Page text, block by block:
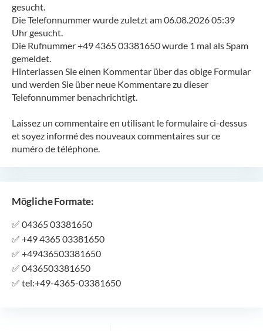
gesucht.
Die Telefonnummer wurde zuletzt am 06.08.2026 05:39
Uhr gesucht.
Die Rufnummer +49 4365 03381650 wurde 1 mal als Spam
gemeldet.
Hinterlassen Sie einen Kommentar über das obige Formular
und werden Sie über neue Kommentare zu dieser
Telefonnummer benachrichtigt.
Laissez un commentaire en utilisant le formulaire ci-dessus
et soyez informé des nouveaux commentaires sur ce
numéro de téléphone.
Mögliche Formate:
✅ 04365 03381650
✅ +49 4365 03381650
✅ +49436503381650
✅ 0436503381650
✅ tel:+49-4365-03381650